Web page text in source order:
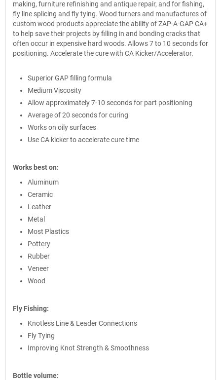
making, furniture refinishing and antique repair, and for fishing,
fly line splicing and fly tying. Wood turners and manufactures of
custom wood products appreciate the ability of ZAP-A-GAP CA+
to help save their projects by filling in and bonding cracks that
often occur in expensive hard woods. Allows 7 to 10 seconds for
positioning. Accelerate the cure with CA Kicker/Accelerator.
Superior GAP filling formula
Medium Viscosity
Allow approximately 7-10 seconds for part positioning
Average of 20 seconds for curing
Works on oily surfaces
Use CA kicker to accelerate cure time
Works best on:
Aluminum
Ceramic
Leather
Metal
Most Plastics
Pottery
Rubber
Veneer
Wood
Fly Fishing:
Knotless Line & Leader Connections
Fly Tying
Improving Knot Strength & Smoothness
Bottle volume: